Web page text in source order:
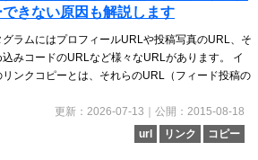
できない原因も解説します
グラムにはプロフィールURLや投稿写真のURL、そ
込みコードのURLなど様々なURLがあります。 イ
リンクコピーとは、それらのURL（フィード投稿の
更新：2026-07-13｜公開：2015-08-18
url
リンク コピー